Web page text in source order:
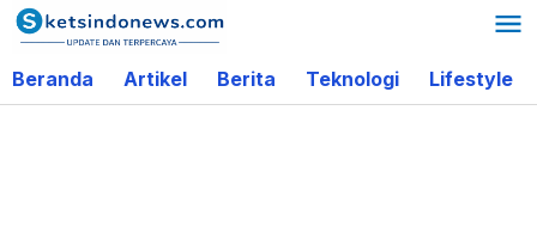
Lewati
ke
konten
Beranda Artikel Berita Teknologi Lifestyle